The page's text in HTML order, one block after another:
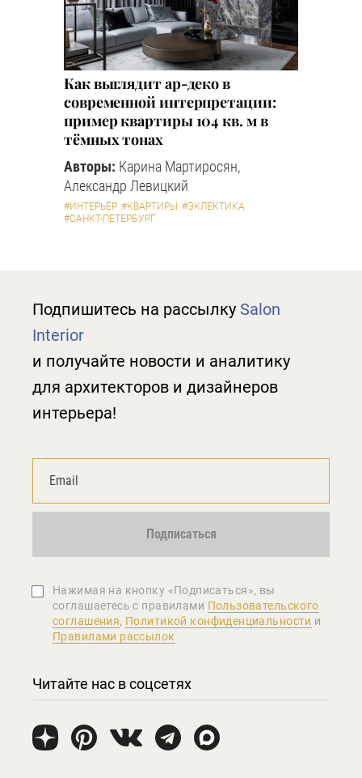
Как выглядит ар-деко в
современной интерпретации:
пример квартиры 104 кв. м в
тёмных тонах
Авторы: Карина Мартиросян,
Александр Левицкий
#ИНТЕРЬЕР #КВАРТИРЫ #ЭКЛЕКТИКА
#САНКТ-ПЕТЕРБУРГ
Подпишитесь на рассылку Salon
Interior
и получайте новости и аналитику
для архитекторов и дизайнеров
интерьера!
Подписаться
Нажимая на кнопку «Подписаться», вы
соглашаетеcь с правилами Пользовательского
соглашения, Политикой конфиденциальности и
Правилами рассылок
Читайте нас в соцсетях